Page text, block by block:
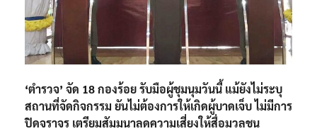
‘ตำรวจ’ จัด 18 กองร้อย รับมือผู้ชุมนุมวันนี้ แม้ยังไม่ระบุ
สถานที่จัดกิจกรรม ยันไม่ต้องการให้เกิดผู้บาดเจ็บ ไม่มีการ
ปิดจราจร เตรียมสัมมนาลดความเสี่ยงให้สื่อมวลชน